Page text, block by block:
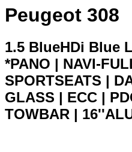
Peugeot 308
1.5 BlueHDi Blue
*PANO | NAVI-
SPORTSEATS |
GLASS | ECC |
TOWBAR |